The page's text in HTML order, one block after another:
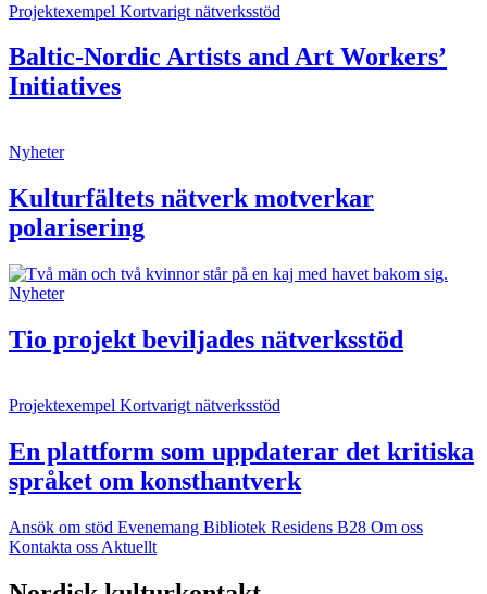
Projektexempel Kortvarigt nätverksstöd
Baltic-Nordic Artists and Art Workers’
Initiatives
Nyheter
Kulturfältets nätverk motverkar
polarisering
Nyheter
Tio projekt beviljades nätverksstöd
Projektexempel Kortvarigt nätverksstöd
En plattform som uppdaterar det kritiska
språket om konsthantverk
Ansök om stöd Evenemang Bibliotek Residens B28 Om oss
Kontakta oss Aktuellt
Facebook:
Instagram:
TikTok:
Youtube:
Vimeo: